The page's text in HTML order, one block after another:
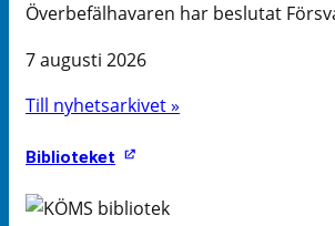
Överbefälhavaren har beslutat
7 augusti 2026
Till nyhetsarkivet »
Biblioteket